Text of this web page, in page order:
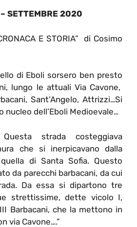
SETTEMBRE 2020
E STORIA” di Cosimo
di Eboli sorsero ben presto
lungo le attuali Via Cavone,
Sant’Angelo, Attrizzi…Si
nucleo dell’Eboli Medioevale…
strada costeggiava
che si inerpicavano dalla
di Santa Sofia. Questo
da parecchi barbacani, da cui
Da essa si dipartono tre
strettissime, dette vicolo I,
Barbacani, che la mettono in
via Cavone….”